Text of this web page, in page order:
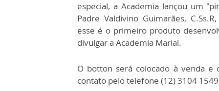
especial, a Academia lançou um
Padre Valdivino Guimarães,
esse é o primeiro produto
divulgar a Academia Marial.
O botton será colocado à venda
contato pelo telefone (12) 3104